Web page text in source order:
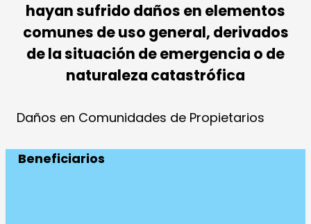
hayan sufrido daños en elementos
comunes de uso general, derivados
de la situación de emergencia o de
naturaleza catastrófica
Daños en Comunidades de Propietarios
Beneficiarios